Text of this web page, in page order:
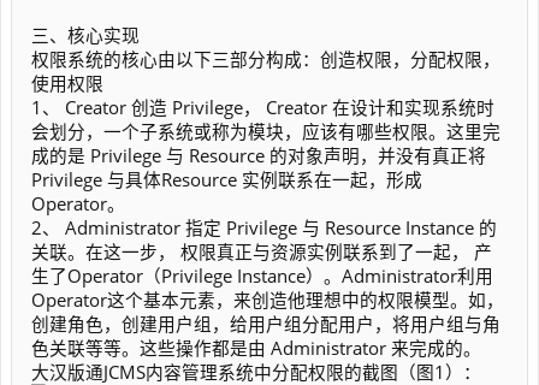
三、核心实现
权限系统的核心由以下三部分构成：创造权限，分配权限，
使用权限
1、 Creator 创造 Privilege， Creator 在设计和实现系统时
会划分，一个子系统或称为模块，应该有哪些权限。这里完
成的是 Privilege 与 Resource 的对象声明，并没有真正将
Privilege 与具体Resource 实例联系在一起，形成
Operator。
2、 Administrator 指定 Privilege 与 Resource Instance 的
关联。在这一步， 权限真正与资源实例联系到了一起， 产
生了Operator（Privilege Instance）。Administrator利用
Operator这个基本元素，来创造他理想中的权限模型。如，
创建角色，创建用户组，给用户组分配用户，将用户组与角
色关联等等。这些操作都是由 Administrator 来完成的。
大汉版通JCMS内容管理系统中分配权限的截图（图1）：